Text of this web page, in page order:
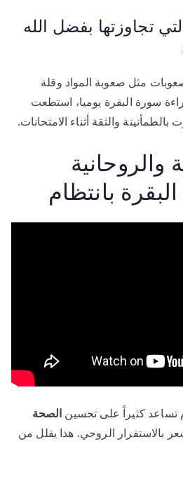
تجاوزتها بفضل الله
مثل صعوبة المواد وقلة
سورة البقرة يوميا، استطعت
والثقة أثناء الامتحانات.
والروحانية
بانتظام
تساعد كثيراً على تحسين الصحة
بالاستقرار الروحي. هذا يقلل من